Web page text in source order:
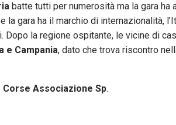
batte tutti per numerosità ma la gara ha
la gara ha il marchio di internazionalità,
la regione ospitante, le vicine di
e Campania, dato che trova riscontro
Corse Associazione Sp.